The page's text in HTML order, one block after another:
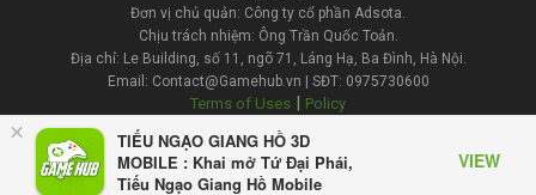
×
TIẾU NGẠO GIANG HỒ 3D
MOBILE : Khai mở Tứ Đại Phái,
Tiếu Ngạo Giang Hồ Mobile
VIEW
Đơn vị chủ quản: Công ty cổ phần Adsota.
Chịu trách nhiệm: Ông Trần Quốc Toản.
Địa chỉ: Le Building, số 11, ngõ 71, Láng Hạ, Ba Đình, Hà Nội.
Email: Contact@Gamehub.vn | SĐT: 0975730600
Terms of Uses | Policy
Liên hệ đăng bài